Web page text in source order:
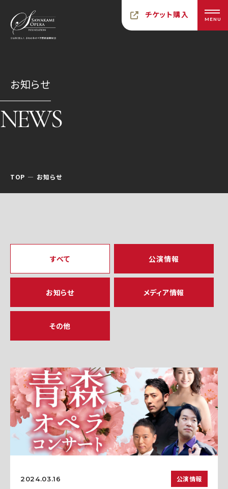
チケット購入 MENU
お知らせ
NEWS
TOP お知らせ
すべて 公演情報
お知らせ メディア情報
その他
2024.03.16 公演情報